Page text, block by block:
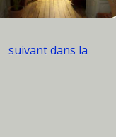
suivant dans la